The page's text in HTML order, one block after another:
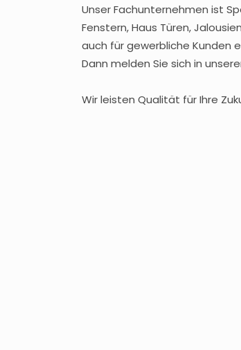
Unser Fachunternehmen ist
Fenstern, Haus Türen,
auch für gewerbliche Kunden
Dann melden Sie sich in
Wir leisten Qualität für Ihre